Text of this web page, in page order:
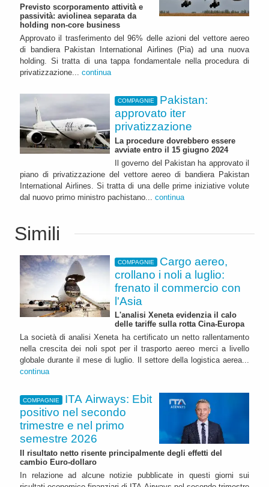
Previsto scorporamento attività e
passività: aviolinea separata da
holding non-core business
Approvato il trasferimento del 96% delle azioni del vettore aereo
di bandiera Pakistan International Airlines (Pia) ad una nuova
holding. Si tratta di una tappa fondamentale nella procedura di
privatizzazione... continua
COMPAGNIE
Pakistan:
approvato iter
privatizzazione
La procedure dovrebbero essere
avviate entro il 15 giugno 2024
Il governo del Pakistan ha approvato il
piano di privatizzazione del vettore aereo di bandiera Pakistan
International Airlines. Si tratta di una delle prime iniziative volute
dal nuovo primo ministro pachistano... continua
Simili
COMPAGNIE
Cargo aereo,
crollano i noli a luglio:
frenato il commercio con
l'Asia
L'analisi Xeneta evidenzia il calo
delle tariffe sulla rotta Cina-Europa
La società di analisi Xeneta ha certificato un netto rallentamento
nella crescita dei noli spot per il trasporto aereo merci a livello
globale durante il mese di luglio. Il settore della logistica aerea...
continua
COMPAGNIE
ITA Airways: Ebit
positivo nel secondo
trimestre e nel primo
semestre 2026
Il risultato netto risente principalmente degli effetti del
cambio Euro-dollaro
In relazione ad alcune notizie pubblicate in questi giorni sui